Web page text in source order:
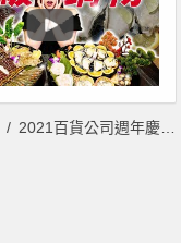
2021百貨公司週年慶「加大版」保養品總整理！IPSA流金水、蘭蔻小黑瓶極光水、雅詩蘭黛小棕瓶，特惠組最低43折起！